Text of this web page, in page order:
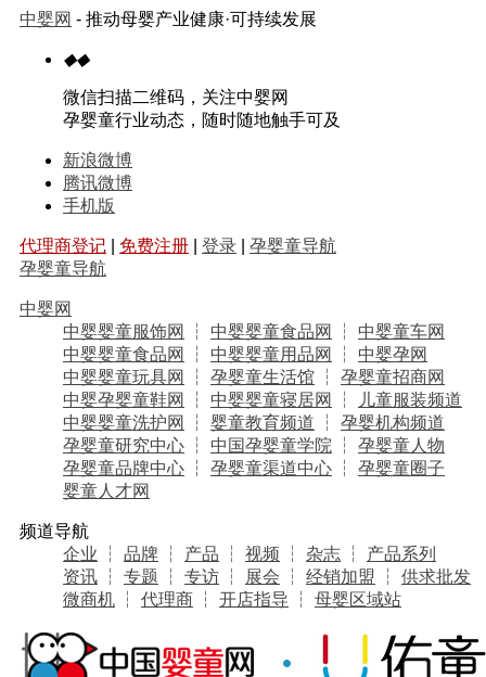
中婴网 - 推动母婴产业健康·可持续发展
◆◆
微信扫描二维码，关注中婴网
孕婴童行业动态，随时随地触手可及
新浪微博
腾讯微博
手机版
代理商登记 免费注册 登录
孕婴童导航
孕婴童导航
中婴网
中婴婴童服饰网
┆ 中婴婴童食品网 ┆ 中婴童车网
中婴婴童食品网
┆ 中婴婴童用品网 ┆ 中婴孕网
中婴婴童玩具网
┆ 孕婴童生活馆 ┆ 孕婴童招商网
中婴孕婴童鞋网
┆ 中婴婴童寝居网 ┆
儿童服装频道
中婴婴童洗护网
┆ 婴童教育频道 ┆ 孕婴机构频道
孕婴童研究中心 ┆ 中国孕婴童学院 ┆ 孕婴童人物
孕婴童品牌中心 ┆ 孕婴童渠道中心 ┆ 孕婴童圈子
婴童人才网
频道导航
企业 ┆ 品牌 ┆ 产品 ┆ 视频 ┆ 杂志 ┆ 产品系列
资讯 ┆ 专题 ┆ 专访 ┆ 展会 ┆ 经销加盟 ┆ 供求批发
微商机 ┆ 代理商 ┆ 开店指导 ┆ 母婴区域站